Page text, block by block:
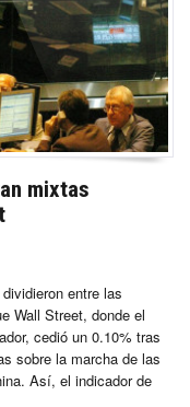
mixtas
entre las
Wall Street, donde el
cedió un 0.10% tras
sobre la marcha de las
Así, el indicador de